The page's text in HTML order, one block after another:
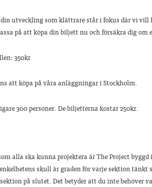
utveckling som klättrare står i fokus där vi
på att köpa din biljett nu och försäkra dig om
350kr
att köpa på våra anläggningar i Stockholm.
300 personer. De biljetterna kostar 250kr.
alla ska kunna projektera är The Project
skull är graden för varje sektion tänkt
på slutet. Det betyder att du inte behöver